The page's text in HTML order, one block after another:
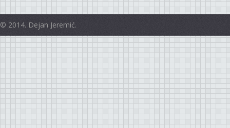
© 2014. Dejan Jeremić.